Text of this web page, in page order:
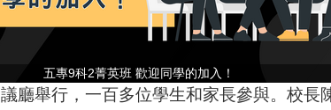
五專9科2菁英班 歡迎同學的加入！
廳舉行，一百多位學生和家長參與。校長